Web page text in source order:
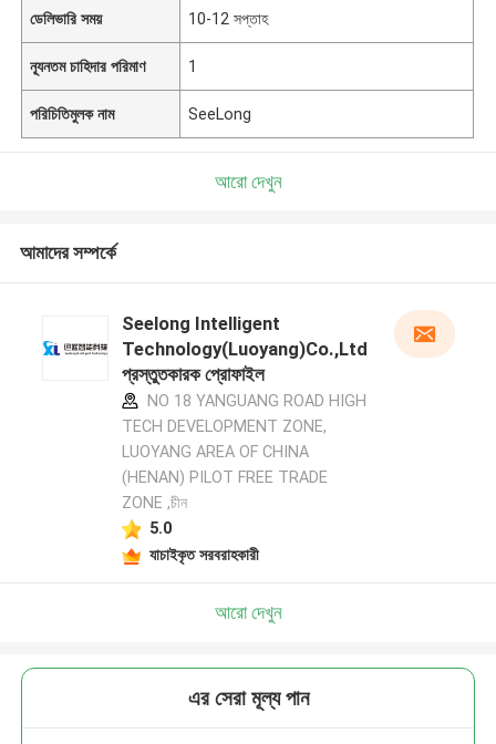
ডেলিভারি সময় 10-12 সপ্তাহ
ন্যূনতম চাহিদার পরিমাণ 1
পরিচিতিমুলক নাম SeeLong
আরো দেখুন
আমাদের সম্পর্কে
Seelong Intelligent
Technology(Luoyang)Co.,Ltd
প্রস্তুতকারক প্রোফাইল
NO 18 YANGUANG ROAD HIGH
TECH DEVELOPMENT ZONE,
LUOYANG AREA OF CHINA
(HENAN) PILOT FREE TRADE
ZONE ,চীন
5.0
যাচাইকৃত সরবরাহকারী
আরো দেখুন
এর সেরা মূল্য পান